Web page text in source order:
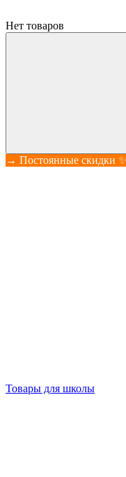
Нет товаров
→ Постоянные скидки
Товары для школы